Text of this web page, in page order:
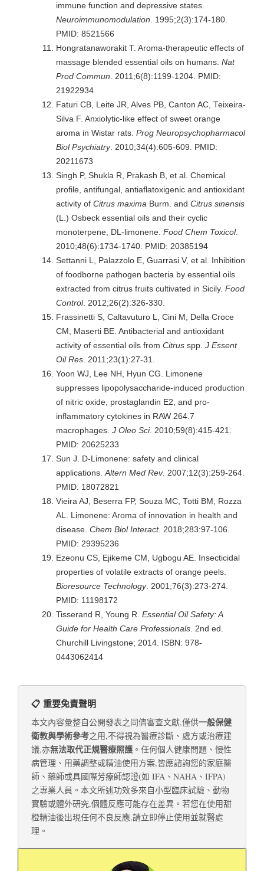
immune function and depressive states.
Neuroimmunomodulation . 1995;2(3):174-180.
PMID: 8521566
Hongratanaworakit T. Aroma-therapeutic effects of
massage blended essential oils on humans. Nat
Prod Commun . 2011;6(8):1199-1204. PMID:
21922934
Faturi CB, Leite JR, Alves PB, Canton AC, Teixeira-
Silva F. Anxiolytic-like effect of sweet orange
aroma in Wistar rats. Prog Neuropsychopharmacol
Biol Psychiatry. 2010;34(4):605-609. PMID:
20211673
Singh P, Shukla R, Prakash B, et al. Chemical
profile, antifungal, antiaflatoxigenic and antioxidant
activity of Citrus maxima Burm. and Citrus sinensis
(L.) Osbeck essential oils and their cyclic
monoterpene, DL-limonene. Food Chem Toxicol.
2010;48(6):1734-1740. PMID: 20385194
Settanni L, Palazzolo E, Guarrasi V, et al. Inhibition
of foodborne pathogen bacteria by essential oils
extracted from citrus fruits cultivated in Sicily. Food
Control. 2012;26(2):326-330.
Frassinetti S, Caltavuturo L, Cini M, Della Croce
CM, Maserti BE. Antibacterial and antioxidant
activity of essential oils from Citrus spp. J Essent
Oil Res . 2011;23(1):27-31.
Yoon WJ, Lee NH, Hyun CG. Limonene
suppresses lipopolysaccharide-induced production
of nitric oxide, prostaglandin E2, and pro-
inflammatory cytokines in RAW 264.7
macrophages. J Oleo Sci. 2010;59(8):415-421.
PMID: 20625233
Sun J. D-Limonene: safety and clinical
applications. Altern Med Rev. 2007;12(3):259-264.
PMID: 18072821
Vieira AJ, Beserra FP, Souza MC, Totti BM, Rozza
AL. Limonene: Aroma of innovation in health and
disease. Chem Biol Interact. 2018;283:97-106.
PMID: 29395236
Ezeonu CS, Ejikeme CM, Ugbogu AE. Insecticidal
properties of volatile extracts of orange peels.
Bioresource Technology. 2001;76(3):273-274.
PMID: 11198172
Tisserand R, Young R. Essential Oil Safety: A
Guide for Health Care Professionals . 2nd ed.
Churchill Livingstone; 2014. ISBN: 978-
0443062414
📋 重要免責聲明
本文內容彙整自公開發表之同儕審查文獻,僅供一般保健
衛教與學術參考之用,不得視為醫療診斷、處方或治療建
議,亦無法取代正規醫療照護 。任何個人健康問題、慢性
病管理、用藥調整或精油使用方案,皆應諮詢您的家庭醫
師、藥師或具國際芳療師認證(如 IFA、NAHA、IFPA)
之專業人員。本文所述功效多來自小型臨床試驗、動物
實驗或體外研究,個體反應可能存在差異。若您在使用甜
橙精油後出現任何不良反應,請立即停止使用並就醫處
理。